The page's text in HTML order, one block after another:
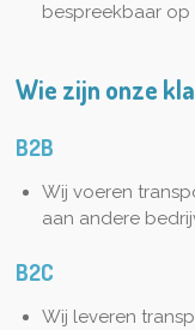
bespreekbaar op
Wie zijn onze
B2B
Wij voeren
aan andere
B2C
Wij leveren